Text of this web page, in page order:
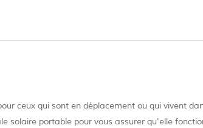
ceux qui sont en déplacement ou qui vivent
solaire portable pour vous assurer qu'elle